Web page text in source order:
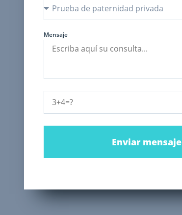
Mensaje
Enviar mensaje